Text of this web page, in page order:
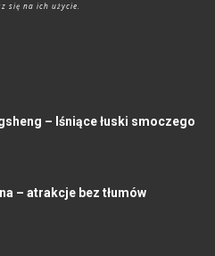
się na ich użycie.
– lśniące łuski smoczego
– atrakcje bez tłumów